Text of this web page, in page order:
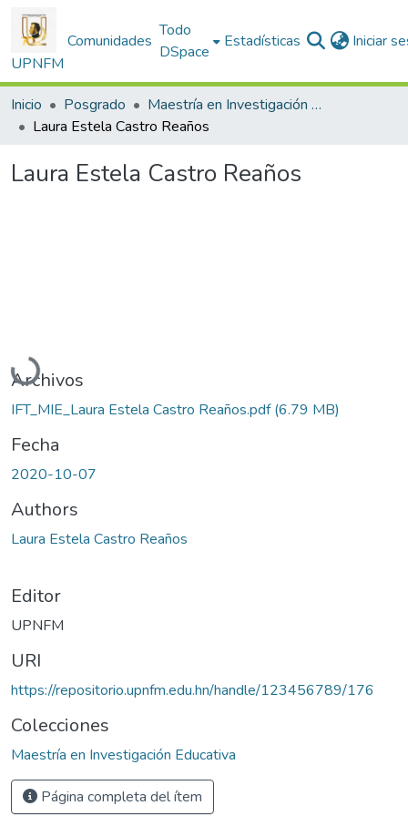
UPNFM
Comunidades
Todo
DSpace
Estadísticas Iniciar
Inicio Posgrado
Maestría en Investigación Educativa
Laura Estela Castro Reaños
Laura Estela Castro Reaños
Cargando...
Archivos
IFT_MIE_Laura Estela Castro Reaños.pdf(6.79 MB)
Fecha
2020-10-07
Authors
Laura Estela Castro Reaños
Editor
UPNFM
URI
https://repositorio.upnfm.edu.hn/handle/123456789/176
Colecciones
Maestría en Investigación Educativa
Página completa del ítem